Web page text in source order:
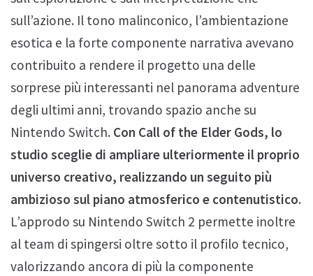
sull’azione. Il tono malinconico, l’ambientazione
esotica e la forte componente narrativa avevano
contribuito a rendere il progetto una delle
sorprese più interessanti nel panorama adventure
degli ultimi anni, trovando spazio anche su
Nintendo Switch. Con Call of the Elder Gods, lo
studio sceglie di ampliare ulteriormente il proprio
universo creativo, realizzando un seguito più
ambizioso sul piano atmosferico e contenutistico.
L’approdo su Nintendo Switch 2 permette inoltre
al team di spingersi oltre sotto il profilo tecnico,
valorizzando ancora di più la componente